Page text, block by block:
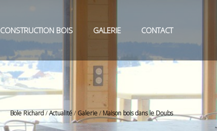
CONSTRUCTION BOIS GALERIE CONTACT
Bole Richard/Actualité/ Galerie/ Maison bois dans le Doubs